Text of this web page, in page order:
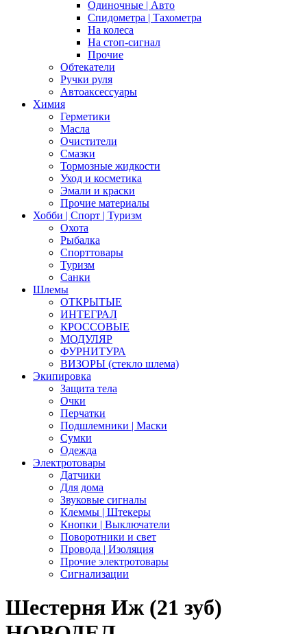
Одиночные | Авто
Спидометра | Тахометра
На колеса
На стоп-сигнал
Прочие
Обтекатели
Ручки руля
Автоаксессуары
Химия
Герметики
Масла
Очистители
Смазки
Тормозные жидкости
Уход и косметика
Эмали и краски
Прочие материалы
Хобби | Cпорт | Туризм
Охота
Рыбалка
Спорттовары
Туризм
Санки
Шлемы
ОТКРЫТЫЕ
ИНТЕГРАЛ
КРОССОВЫЕ
МОДУЛЯР
ФУРНИТУРА
ВИЗОРЫ (стекло шлема)
Экипировка
Защита тела
Очки
Перчатки
Подшлемники | Маски
Сумки
Одежда
Электротовары
Датчики
Для дома
Звуковые сигналы
Клеммы | Штекеры
Кнопки | Выключатели
Поворотники и свет
Провода | Изоляция
Прочие электротовары
Сигнализации
Шестерня Иж (21 зуб)